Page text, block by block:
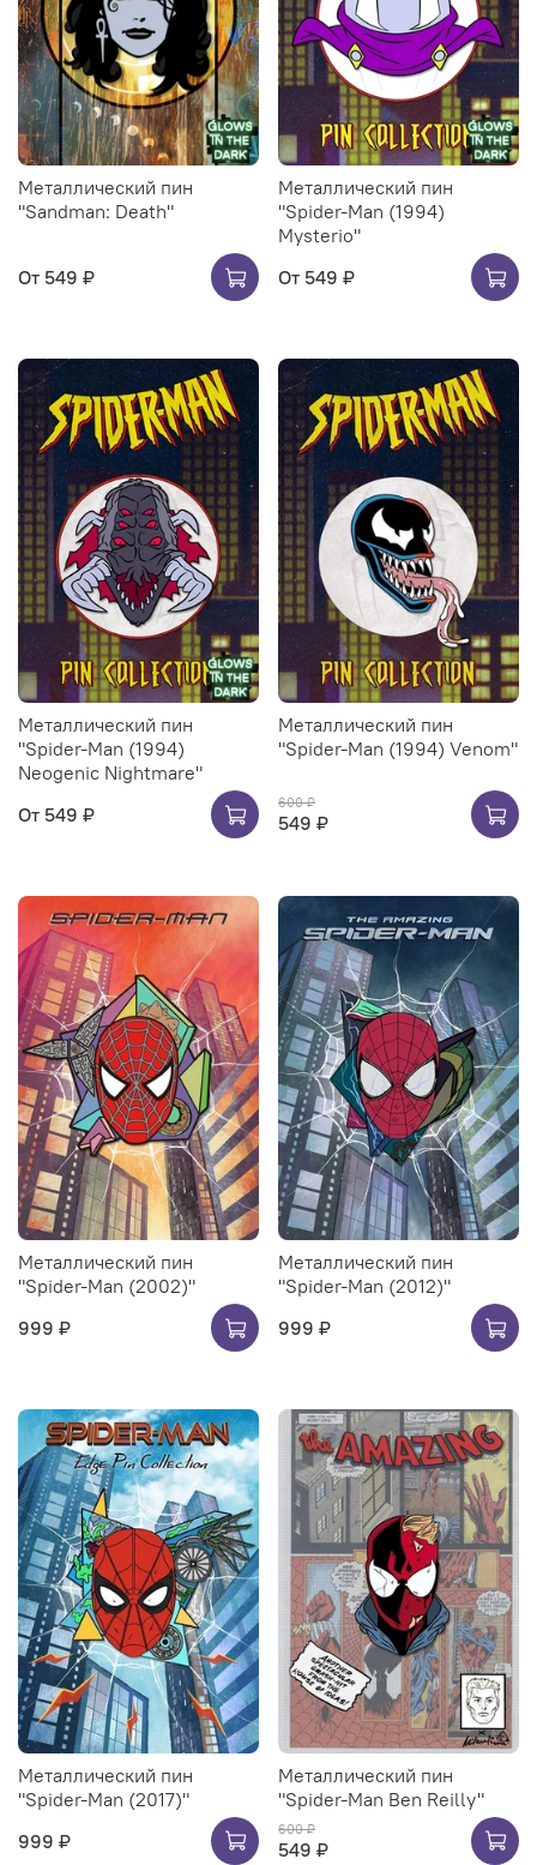
Металлический пин
"Sandman: Death"
От 549 ₽
Металлический пин
"Spider-Man (1994)
Mysterio"
От 549 ₽
Металлический пин
"Spider-Man (1994)
Neogenic Nightmare"
От 549 ₽
Металлический пин
"Spider-Man (1994) Venom"
600 ₽
549 ₽
Металлический пин
"Spider-Man (2002)"
999 ₽
Металлический пин
"Spider-Man (2012)"
999 ₽
Металлический пин
"Spider-Man (2017)"
999 ₽
Металлический пин
"Spider-Man Ben Reilly"
600 ₽
549 ₽